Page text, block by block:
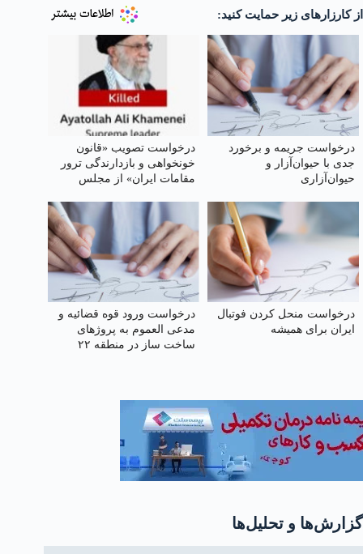
از کارزارهای زیر حمایت کنید:
درخواست جریمه و برخورد
جدی با حیوان‌آزار و
حیوان‌آزاری
درخواست تصویب «قانون
خونخواهی و بازدارندگی ترور
مقامات ایران» از مجلس
درخواست منحل کردن فوتبال
ایران برای همیشه
درخواست ورود قوه قضائیه و
مدعی العموم به پروژهای
ساخت ساز در منطقه ۲۲
گزارش‌ها و تحلیل‌ها